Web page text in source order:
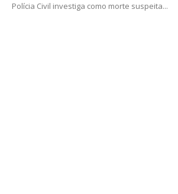
Polícia Civil investiga como morte suspeita...